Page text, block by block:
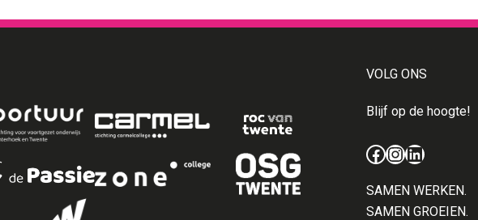
VOLG ONS
Blijf op de hoogte!
Facebook
Instagram
LinkedIn
SAMEN WERKEN.
SAMEN GROEIEN.